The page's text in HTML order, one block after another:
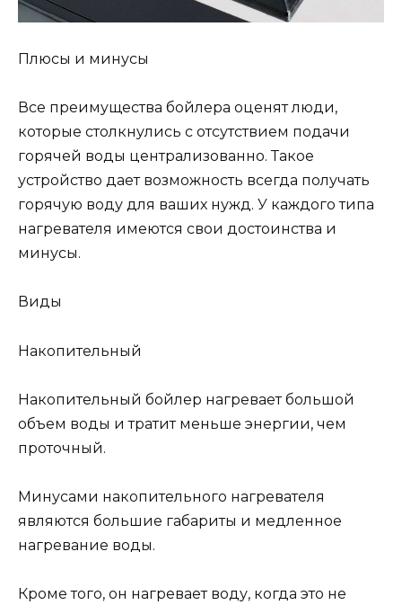
Плюсы и минусы
Все преимущества бойлера оценят люди,
которые столкнулись с отсутствием подачи
горячей воды централизованно. Такое
устройство дает возможность всегда получать
горячую воду для ваших нужд. У каждого типа
нагревателя имеются свои достоинства и
минусы.
Виды
Накопительный
Накопительный бойлер нагревает большой
объем воды и тратит меньше энергии, чем
проточный.
Минусами накопительного нагревателя
являются большие габариты и медленное
нагревание воды.
Кроме того, он нагревает воду, когда это не